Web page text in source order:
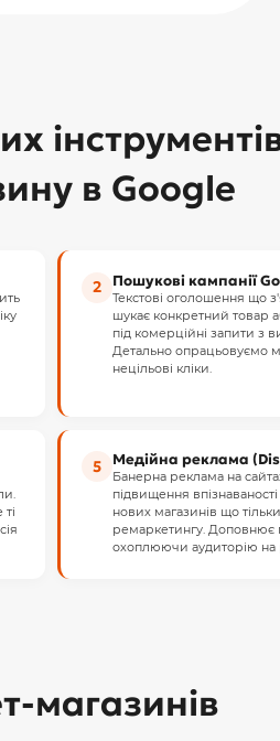
в Google
2 Пошукові кампанії
Текстові оголошення що
шукає конкретний товар
під комерційні запити з
Детально опрацьовуємо
нецільові кліки.
5 Медійна реклама
Банерна реклама на
підвищення
нових магазинів що
ремаркетингу. Доповнює
охоплюючи аудиторію на
магазинів